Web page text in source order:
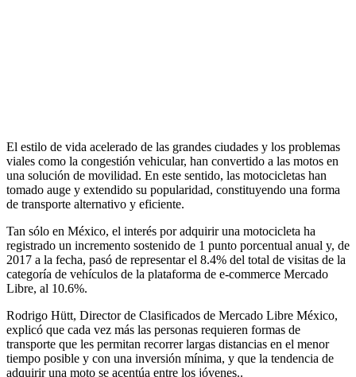
El estilo de vida acelerado de las grandes ciudades y los problemas
viales como la congestión vehicular, han convertido a las motos en
una solución de movilidad. En este sentido, las motocicletas han
tomado auge y extendido su popularidad, constituyendo una forma
de transporte alternativo y eficiente.
Tan sólo en México, el interés por adquirir una motocicleta ha
registrado un incremento sostenido de 1 punto porcentual anual y, de
2017 a la fecha, pasó de representar el 8.4% del total de visitas de la
categoría de vehículos de la plataforma de e-commerce Mercado
Libre, al 10.6%.
Rodrigo Hütt, Director de Clasificados de Mercado Libre México,
explicó que cada vez más las personas requieren formas de
transporte que les permitan recorrer largas distancias en el menor
tiempo posible y con una inversión mínima, y que la tendencia de
adquirir una moto se acentúa entre los jóvenes..